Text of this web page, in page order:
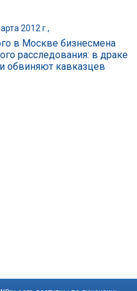
2012 г.,
в Москве бизнесмена
расследования: в драке
обвиняют кавказцев